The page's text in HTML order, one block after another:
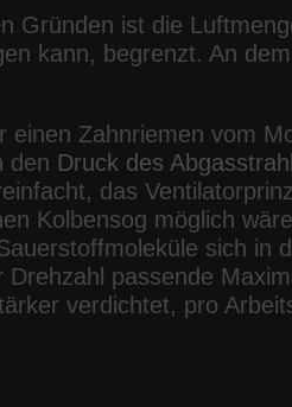
Gründen ist die
kann, begrenzt. An
einen Zahnriemen vom
den Druck des
das
Kolbensog möglich
sich in
passende
verdichtet, pro